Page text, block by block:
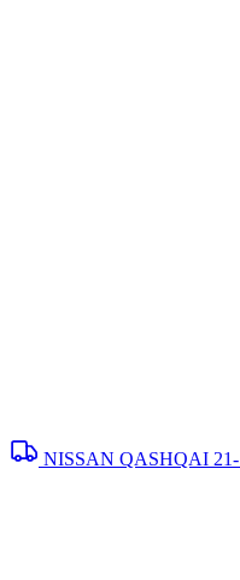
NISSAN QASHQAI 21-